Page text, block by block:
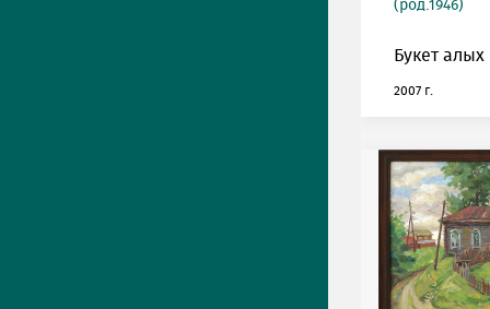
(род.1946)
Букет алых
2007 г.